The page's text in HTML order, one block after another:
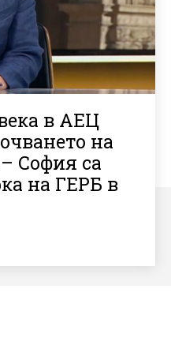
в АЕЦ
на
София са
на ГЕРБ в